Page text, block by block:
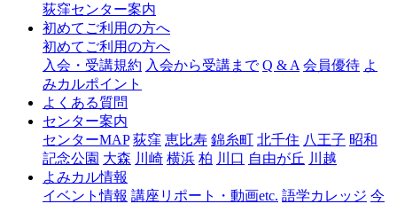
ャ
窪
荻窪センター案内
初めてご利用の方へ
初めてご利用の方へ
入会・受講規約 入会から受講まで Q & A 会員優待 よ
みカルポイント
よくある質問
センター案内
センターMAP 荻窪 恵比寿 錦糸町 北千住 八王子 昭和
記念公園 大森 川崎 横浜 柏 川口 自由が丘 川越
よみカル情報
イベント情報 講座リポート・動画etc. 語学カレッジ 今